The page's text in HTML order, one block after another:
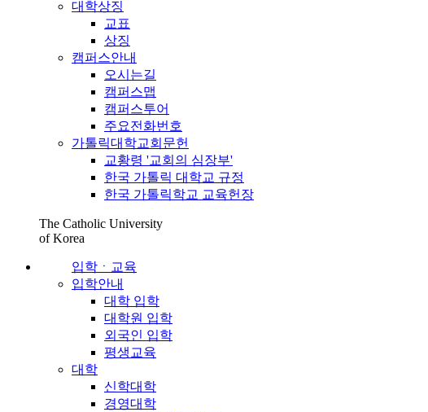
대학상징
교표
상징
캠퍼스안내
오시는길
캠퍼스맵
캠퍼스투어
주요전화번호
가톨릭대학교회문헌
교황령 '교회의 심장부'
한국 가톨릭 대학교 규정
한국 가톨릭학교 교육헌장
The Catholic University
of Korea
입학ㆍ교육
입학안내
대학 입학
대학원 입학
외국인 입학
평생교육
대학
신학대학
경영대학